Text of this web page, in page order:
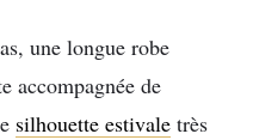
une longue robe
accompagnée de
silhouette estivale très